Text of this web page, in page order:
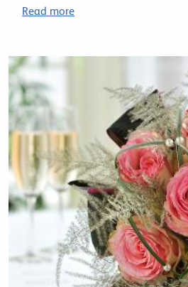
Read more